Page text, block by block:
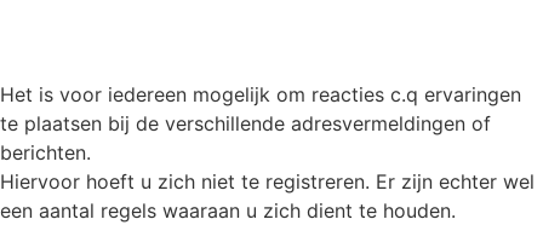
Het is voor iedereen mogelijk om reacties c.q ervaringen
te plaatsen bij de verschillende adresvermeldingen of
berichten.
Hiervoor hoeft u zich niet te registreren. Er zijn echter wel
een aantal regels waaraan u zich dient te houden.